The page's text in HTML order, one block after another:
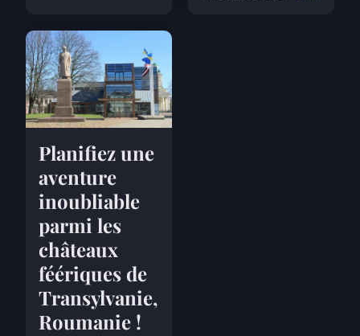
Planifiez une
aventure
inoubliable
parmi les
châteaux
féériques de
Transylvanie,
Roumanie !